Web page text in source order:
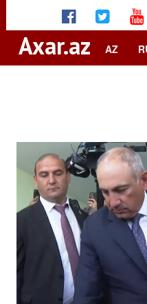
Axar.az AZ